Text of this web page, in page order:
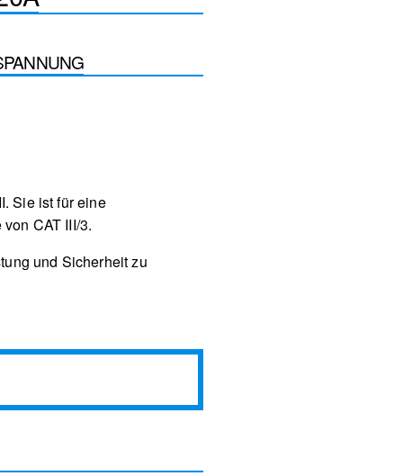
Sie ist für eine
CAT III/3.
und Sicherheit zu